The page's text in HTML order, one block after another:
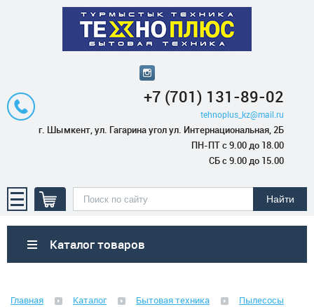
+7 (701) 131-89-02
tehnoplus_kz@mail.ru
г. Шымкент, ул. Гагарина угол ул. Интернациональная, 2Б
ПН-ПТ с 9.00 до 18.00
СБ с 9.00 до 15.00
Каталог товаров
Главная Каталог Бытовая техника
Пылесосы